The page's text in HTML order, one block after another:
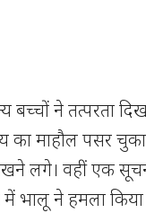
बच्चों ने तत्परता
का माहौल पसर
लगे। वहीं एक
में भालू ने हमला